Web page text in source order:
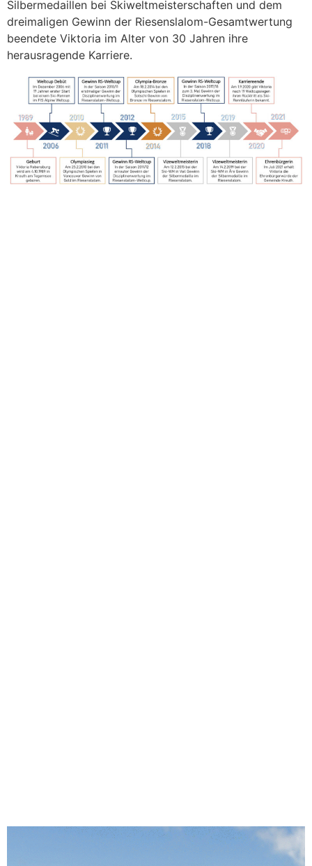
Silbermedaillen bei Skiweltmeisterschaften und dem
dreimaligen Gewinn der Riesenslalom-Gesamtwertung
beendete Viktoria im Alter von 30 Jahren ihre
herausragende Karriere.